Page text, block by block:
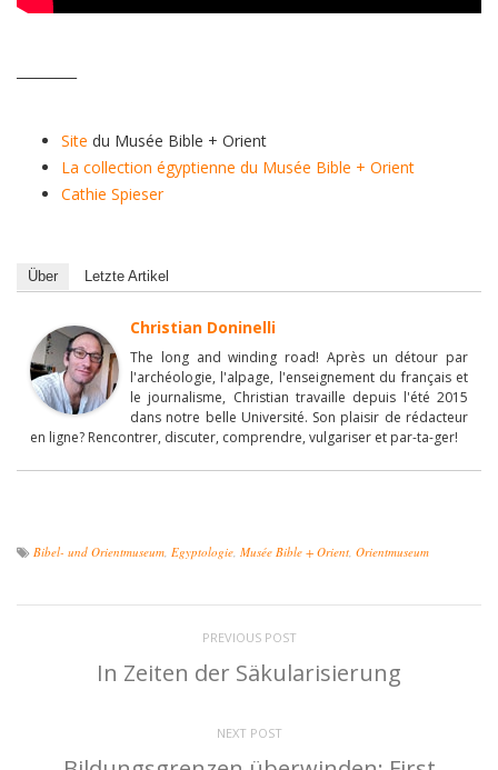
Site du Musée Bible + Orient
La collection égyptienne du Musée Bible + Orient
Cathie Spieser
Über Letzte Artikel
Christian Doninelli
The long and winding road! Après un détour par
l'archéologie, l'alpage, l'enseignement du français et
le journalisme, Christian travaille depuis l'été 2015
dans notre belle Université. Son plaisir de rédacteur
en ligne? Rencontrer, discuter, comprendre, vulgariser et par-ta-ger!
Bibel- und Orientmuseum Egyptologie Musée Bible + Orient Orientmuseum
PREVIOUS POST
In Zeiten der Säkularisierung
NEXT POST